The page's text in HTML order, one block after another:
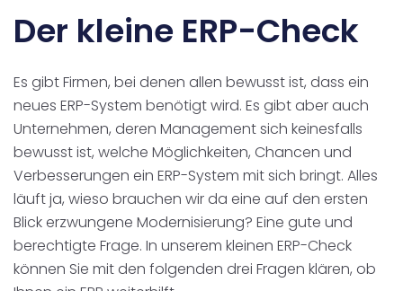
Der kleine ERP-Check
Es gibt Firmen, bei denen allen bewusst ist, dass ein
neues ERP-System benötigt wird. Es gibt aber auch
Unternehmen, deren Management sich keinesfalls
bewusst ist, welche Möglichkeiten, Chancen und
Verbesserungen ein ERP-System mit sich bringt. Alles
läuft ja, wieso brauchen wir da eine auf den ersten
Blick erzwungene Modernisierung? Eine gute und
berechtigte Frage. In unserem kleinen ERP-Check
können Sie mit den folgenden drei Fragen klären, ob